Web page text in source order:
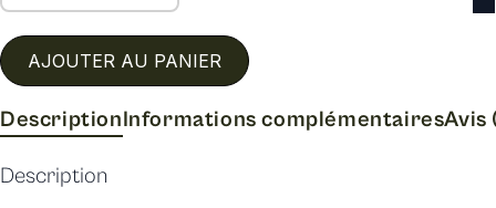
AJOUTER AU PANIER
DescriptionInformations complémentairesAvis
Description